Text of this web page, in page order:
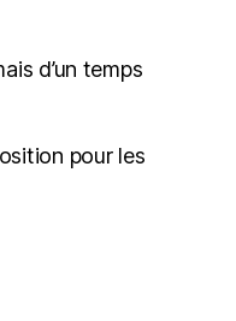
d’un temps
pour les